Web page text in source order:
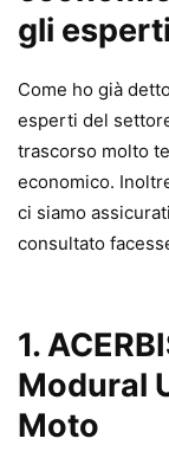
gli esperti
Come ho già
esperti del
trascorso molto
economico.
ci siamo
consultato
1.
Modural
Moto